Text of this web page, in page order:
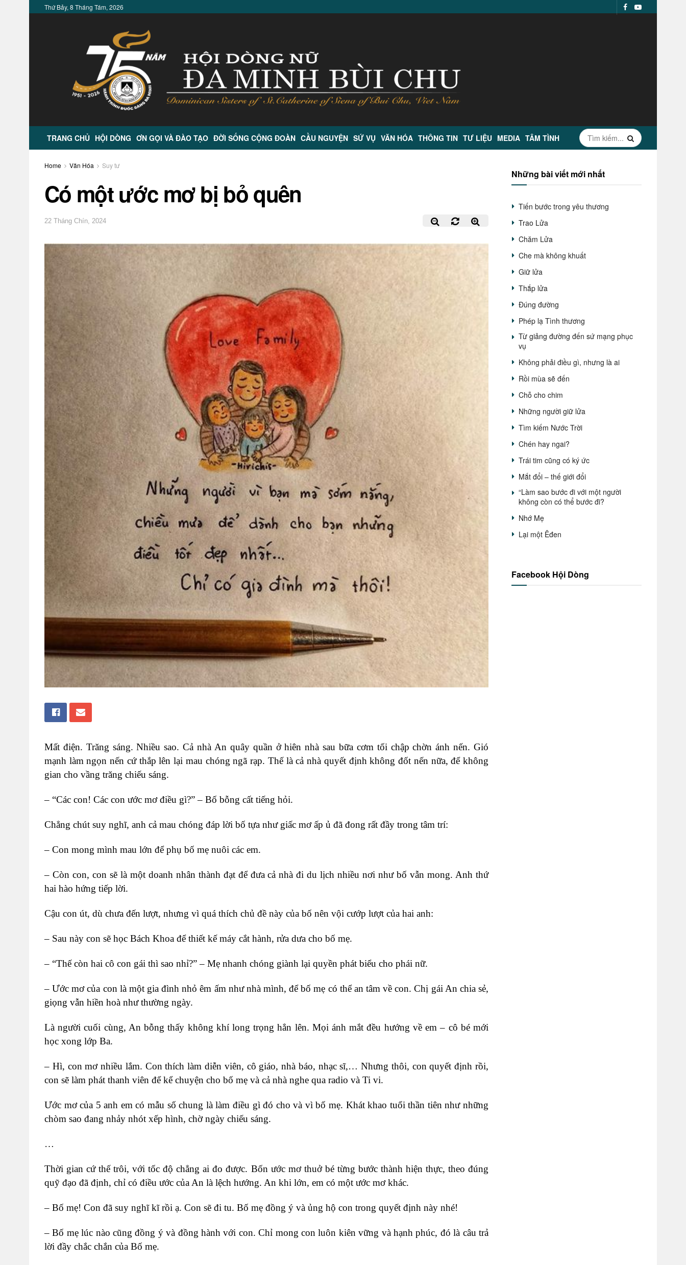
Thứ Bảy, 8 Tháng Tám, 2026
TRANG CHỦ HỘI DÒNG ƠN GỌI VÀ ĐÀO TẠO ĐỜI SỐNG CỘNG ĐOÀN CẦU NGUYỆN SỨ VỤ VĂN HÓA THÔNG TIN TƯ LIỆU MEDIA TÂM TÌNH
Home Văn Hóa Suy tư
Có một ước mơ bị bỏ quên
22 Tháng Chín, 2024
Mất điện. Trăng sáng. Nhiều sao. Cả nhà An quây quần ở hiên nhà sau bữa cơm tối chập chờn ánh nến. Gió
mạnh làm ngọn nến cứ thắp lên lại mau chóng ngã rạp. Thế là cả nhà quyết định không đốt nến nữa, để không
gian cho vầng trăng chiếu sáng.
– “Các con! Các con ước mơ điều gì?” – Bố bỗng cất tiếng hỏi.
Chẳng chút suy nghĩ, anh cả mau chóng đáp lời bố tựa như giấc mơ ấp ủ đã đong rất đầy trong tâm trí:
– Con mong mình mau lớn để phụ bố mẹ nuôi các em.
– Còn con, con sẽ là một doanh nhân thành đạt để đưa cả nhà đi du lịch nhiều nơi như bố vẫn mong. Anh thứ
hai hào hứng tiếp lời.
Cậu con út, dù chưa đến lượt, nhưng vì quá thích chủ đề này của bố nên vội cướp lượt của hai anh:
– Sau này con sẽ học Bách Khoa để thiết kế máy cắt hành, rửa dưa cho bố mẹ.
– “Thế còn hai cô con gái thì sao nhỉ?” – Mẹ nhanh chóng giành lại quyền phát biểu cho phái nữ.
– Ước mơ của con là một gia đình nhỏ êm ấm như nhà mình, để bố mẹ có thể an tâm về con. Chị gái An chia sẻ,
giọng vẫn hiền hoà như thường ngày.
Là người cuối cùng, An bỗng thấy không khí long trọng hẳn lên. Mọi ánh mắt đều hướng về em – cô bé mới
học xong lớp Ba.
– Hì, con mơ nhiều lắm. Con thích làm diễn viên, cô giáo, nhà báo, nhạc sĩ,… Nhưng thôi, con quyết định rồi,
con sẽ làm phát thanh viên để kể chuyện cho bố mẹ và cả nhà nghe qua radio và Ti vi.
Ước mơ của 5 anh em có mẫu số chung là làm điều gì đó cho và vì bố mẹ. Khát khao tuổi thần tiên như những
chòm sao đang nhảy nhót xếp hình, chờ ngày chiếu sáng.
…
Thời gian cứ thế trôi, với tốc độ chẳng ai đo được. Bốn ước mơ thuở bé từng bước thành hiện thực, theo đúng
quỹ đạo đã định, chỉ có điều ước của An là lệch hướng. An khi lớn, em có một ước mơ khác.
– Bố mẹ! Con đã suy nghĩ kĩ rồi ạ. Con sẽ đi tu. Bố mẹ đồng ý và ủng hộ con trong quyết định này nhé!
–Bố mẹ lúc nào cũng đồng ý và đồng hành với con. Chỉ mong con luôn kiên vững và hạnh phúc, đó là câu trả
lời đầy chắc chắn của Bố mẹ.
Những bài viết mới nhất
Tiến bước trong yêu thương
Trao Lửa
Chăm Lửa
Che mà không khuất
Giữ lửa
Thắp lửa
Đúng đường
Phép lạ Tình thương
Từ giảng đường đến sứ mạng phục
vụ
Không phải điều gì, nhưng là ai
Rồi mùa sẽ đến
Chỗ cho chim
Những người giữ lửa
Tìm kiếm Nước Trời
Chén hay ngai?
Trái tim cũng có ký ức
Mắt đổi – thế giới đổi
“Làm sao bước đi với một người
không còn có thể bước đi?
Nhớ Mẹ
Lại một Êđen
Facebook Hội Dòng